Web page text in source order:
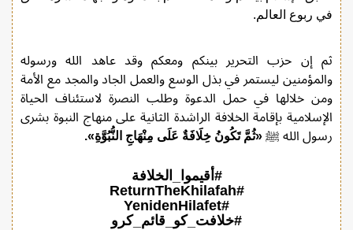
في ربوع العالم.
ثم إن حزب التحرير بينكم ومعكم وقد عاهد الله ورسوله
والمؤمنين ليستمر في بذل الوسع والعمل الجاد والمجد مع الأمة
ومن خلالها في حمل الدعوة وطلب النصرة لاستئناف الحياة
الإسلامية بإقامة الخلافة الراشدة الثانية على منهاج النبوة بشرى
رسول الله ﷺ «ثُمَّ تَكُونُ خِلَافَةٌ عَلَى مِنْهَاجِ النُّبُوَّةِ».
#أقيموا_الخلافة
#ReturnTheKhilafah
#YenidenHilafet
#خلافت_کو_قائم_کرو